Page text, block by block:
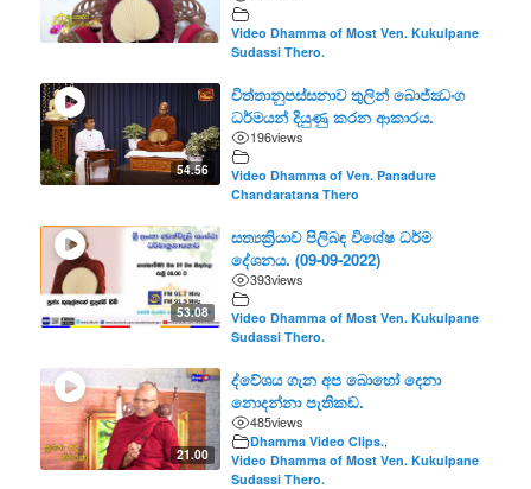
Video Dhamma of Most Ven. Kukulpane
Sudassi Thero.
54.56
චිත්තානුපස්සනාව තුලින් බොජ්ඣංග
ධර්මයන් දියුණු කරන ආකාරය.
196views
Video Dhamma of Ven. Panadure
Chandaratana Thero
53.08
සත්‍යක්‍රියාව පිලිබඳ විශේෂ ධර්ම
දේශනය. (09-09-2022)
393views
Video Dhamma of Most Ven. Kukulpane
Sudassi Thero.
21.00
ද්වේශය ගැන අප බොහෝ දෙනා
නොදන්නා පැතිකඩ.
485views
Dhamma Video Clips.,
Video Dhamma of Most Ven. Kukulpane
Sudassi Thero.